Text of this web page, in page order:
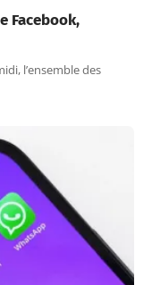
Facebook,
l’ensemble des